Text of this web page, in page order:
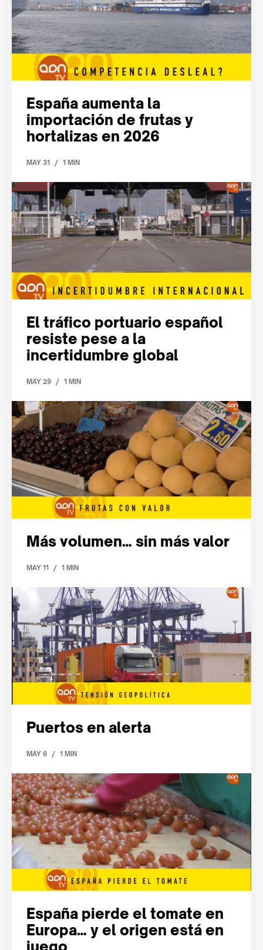
España aumenta la
importación de frutas y
hortalizas en 2026
MAY 31 / 1 MIN
El tráfico portuario español
resiste pese a la
incertidumbre global
MAY 29 / 1 MIN
Más volumen… sin más valor
MAY 11 / 1 MIN
Puertos en alerta
MAY 6 / 1 MIN
España pierde el tomate en
Europa… y el origen está en
juego